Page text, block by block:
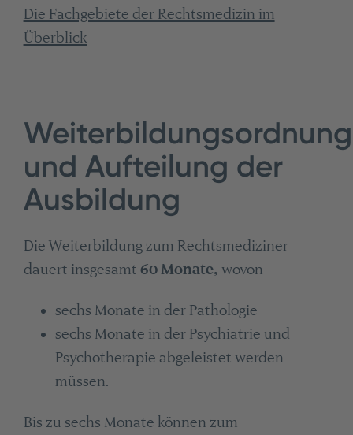
Die Fachgebiete der Rechtsmedizin im
Überblick
Weiterbildungsordnung
und Aufteilung der
Ausbildung
Die Weiterbildung zum Rechtsmediziner
dauert insgesamt 60 Monate, wovon
sechs Monate in der Pathologie
sechs Monate in der Psychiatrie und
Psychotherapie abgeleistet werden
müssen.
Bis zu sechs Monate können zum